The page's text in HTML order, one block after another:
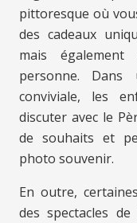
pittoresque où
des cadeaux
mais
personne. Dans
conviviale, les
discuter avec le
de souhaits et
photo souvenir.
En outre,
des spectacles